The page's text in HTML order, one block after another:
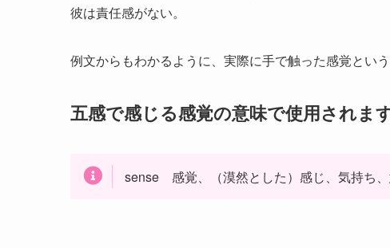
彼は責任感がない。
例文からもわかるように、実際に手で触った感覚とい
五感で感じる感覚の意味で使用されます
sense 感覚、（漠然とした）感じ、気持ち